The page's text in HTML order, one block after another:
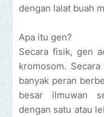
dengan lalat buah
Apa itu gen?
Secara fisik, gen
kromosom.
banyak peran
besar ilmuwan
dengan satu atau